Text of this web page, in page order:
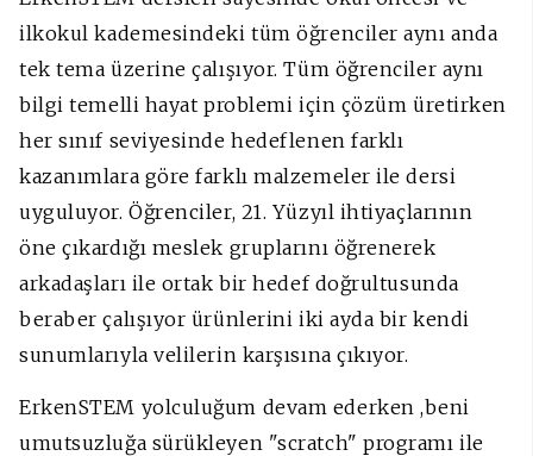
ilkokul kademesindeki tüm öğrenciler aynı anda
tek tema üzerine çalışıyor. Tüm öğrenciler aynı
bilgi temelli hayat problemi için çözüm üretirken
her sınıf seviyesinde hedeflenen farklı
kazanımlara göre farklı malzemeler ile dersi
uyguluyor. Öğrenciler, 21. Yüzyıl ihtiyaçlarının
öne çıkardığı meslek gruplarını öğrenerek
arkadaşları ile ortak bir hedef doğrultusunda
beraber çalışıyor ürünlerini iki ayda bir kendi
sunumlarıyla velilerin karşısına çıkıyor.
ErkenSTEM yolculuğum devam ederken ,beni
umutsuzluğa sürükleyen "scratch" programı ile